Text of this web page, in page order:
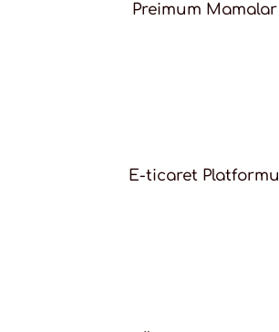
Preimum Mamalar
E-ticaret Platformu